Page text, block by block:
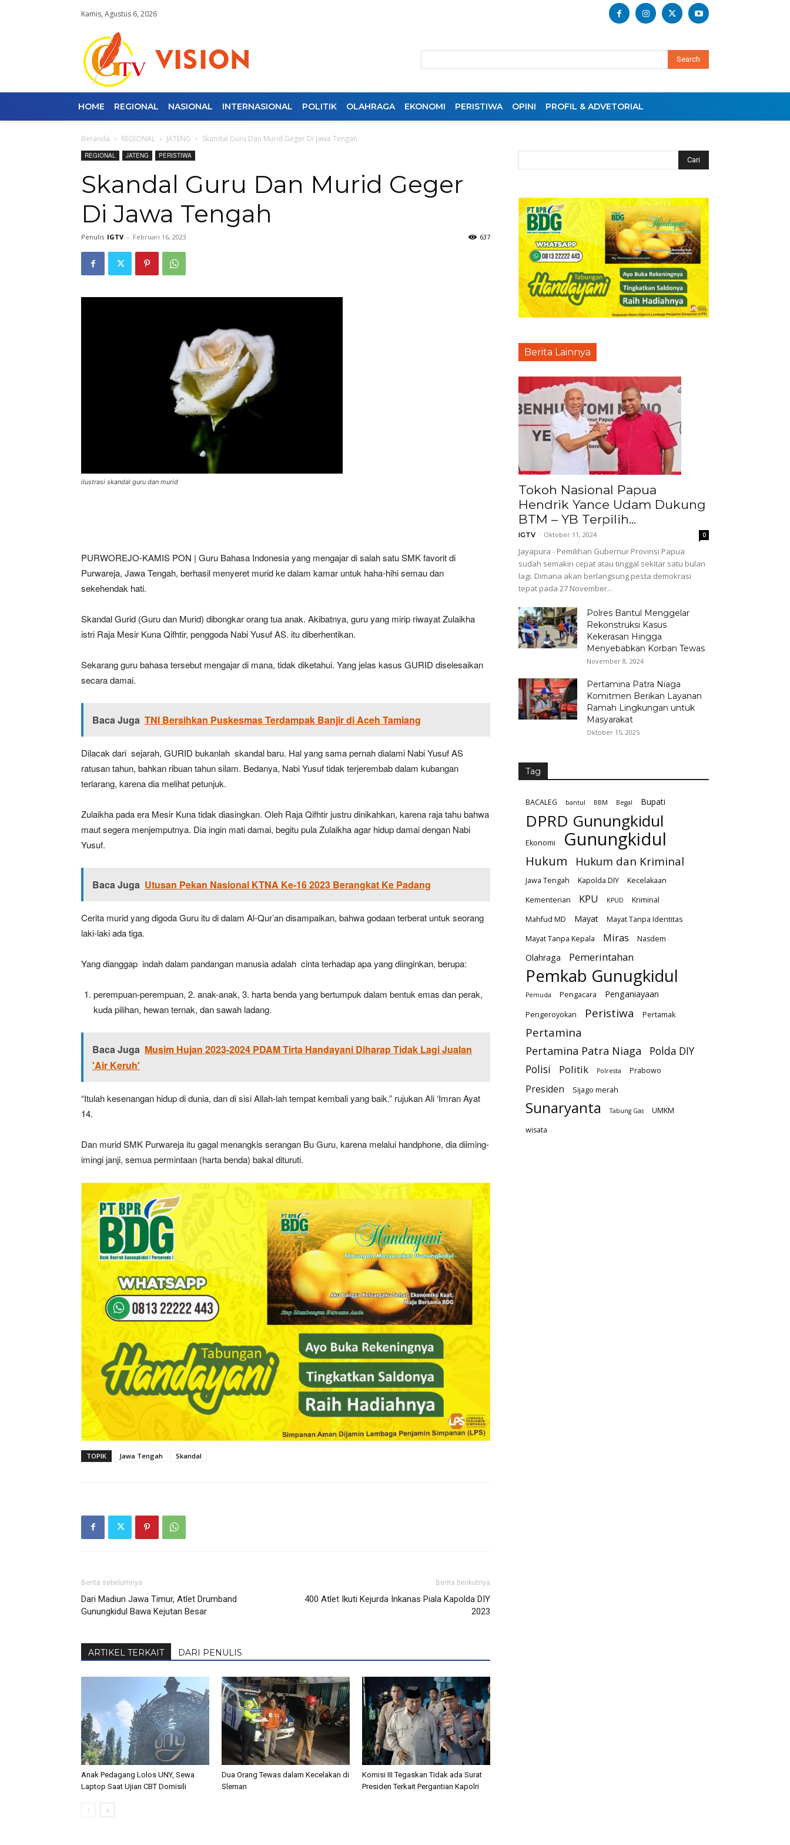
Kamis, Agustus 6, 2026
Search
HOME REGIONAL NASIONAL INTERNASIONAL POLITIK OLAHRAGA EKONOMI PERISTIWA OPINI PROFIL & ADVETORIAL
Beranda REGIONAL JATENG Skandal Guru Dan Murid Geger Di Jawa Tengah
REGIONAL JATENG PERISTIWA
Skandal Guru Dan Murid Geger
Di Jawa Tengah
Penulis IGTV - Februari 16, 2023 637
ilustrasi skandal guru dan murid
PURWOREJO-KAMIS PON | Guru Bahasa Indonesia yang mengajar di salah satu SMK favorit di
Purwareja, Jawa Tengah, berhasil menyeret murid ke dalam kamar untuk haha-hihi semau dan
sekehendak hati.
Skandal Gurid (Guru dan Murid) dibongkar orang tua anak. Akibatnya, guru yang mirip riwayat Zulaikha
istri Raja Mesir Kuna Qifhtir, penggoda Nabi Yusuf AS. itu diberhentikan.
Sekarang guru bahasa tersebut mengajar di mana, tidak diketahui. Yang jelas kasus GURID diselesaikan
secara damai.
Baca Juga TNI Bersihkan Puskesmas Terdampak Banjir di Aceh Tamiang
Dilacak dari sejarah, GURID bukanlah skandal baru. Hal yang sama pernah dialami Nabi Yusuf AS
ratusan tahun, bahkan ribuan tahun silam. Bedanya, Nabi Yusuf tidak terjerembab dalam kubangan
terlarang, karena dia melihat petunjuk.
Zulaikha pada era Mesir Kuna tidak diasingkan. Oleh Raja Qifhtir justru dinikahkan, karena raja tahu bahwa
maut segera menjemputnya. Dia ingin mati damai, begitu pula Zulaikha agar hidup damai dengan Nabi
Yusuf.
Baca Juga Utusan Pekan Nasional KTNA Ke-16 2023 Berangkat Ke Padang
Cerita murid yang digoda Guru itu di dalam Al-Qur’an disampaikan, bahwa godaan terberat untuk seorang
laki-laki ada tiga.
Yang dianggap indah dalam pandangan manusia adalah cinta terhadap apa yang diinginkan, berupa:
perempuan-perempuan, 2. anak-anak, 3. harta benda yang bertumpuk dalam bentuk emas dan perak,
kuda pilihan, hewan ternak, dan sawah ladang.
Baca Juga Musim Hujan 2023-2024 PDAM Tirta Handayani Diharap Tidak Lagi Jualan
'Air Keruh'
“Itulah kesenangan hidup di dunia, dan di sisi Allah-lah tempat kembali yang baik.” rujukan Ali ‘Imran Ayat
14.
Dan murid SMK Purwareja itu gagal menangkis serangan Bu Guru, karena melalui handphone, dia diiming-
imingi janji, semua permintaan (harta benda) bakal dituruti.
TOPIK Jawa Tengah Skandal
Berita sebelumnya
Dari Madiun Jawa Timur, Atlet Drumband
Gunungkidul Bawa Kejutan Besar
Berita berikutnya
400 Atlet Ikuti Kejurda Inkanas Piala Kapolda DIY
2023
ARTIKEL TERKAIT DARI PENULIS
Anak Pedagang Lolos UNY, Sewa
Laptop Saat Ujian CBT Domisili
Dua Orang Tewas dalam Kecelakan di
Sleman
Komisi III Tegaskan Tidak ada Surat
Presiden Terkait Pergantian Kapolri
Berita Lainnya
Tokoh Nasional Papua
Hendrik Yance Udam Dukung
BTM – YB Terpilih...
IGTV - Oktober 11, 2024 0
Jayapura - Pemilihan Gubernur Provinsi Papua
sudah semakin cepat atau tinggal sekitar satu bulan
lagi. Dimana akan berlangsung pesta demokrasi
tepat pada 27 November...
Polres Bantul Menggelar
Rekonstruksi Kasus
Kekerasan Hingga
Menyebabkan Korban Tewas
November 8, 2024
Pertamina Patra Niaga
Komitmen Berikan Layanan
Ramah Lingkungan untuk
Masyarakat
Oktober 15, 2025
Tag
BACALEG bantul BBM Begal Bupati
DPRD Gunungkidul
Ekonomi Gunungkidul
Hukum Hukum dan Kriminal
Jawa Tengah Kapolda DIY
Kecelakaan
Kementerian
KPU KPUD
Kriminal
Mahfud MD
Mayat
Mayat Tanpa Identitas
Mayat Tanpa Kepala
Miras Nasdem
Olahraga Pemerintahan
Pemkab Gunugkidul
Pemuda Pengacara Penganiayaan
Pengeroyokan Peristiwa Pertamak
Pertamina
Pertamina Patra Niaga
Polda DIY
Polisi
Politik Polresta Prabowo
Presiden Sijago merah
Sunaryanta Tabung Gas
UMKM
wisata